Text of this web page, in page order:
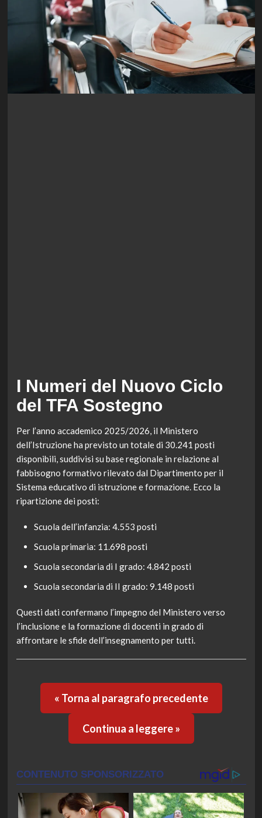
I Numeri del Nuovo Ciclo
del TFA Sostegno
Per l’anno accademico 2025/2026, il Ministero
dell’Istruzione ha previsto un totale di 30.241 posti
disponibili, suddivisi su base regionale in relazione al
fabbisogno formativo rilevato dal Dipartimento per il
Sistema educativo di istruzione e formazione. Ecco la
ripartizione dei posti:
Scuola dell’infanzia: 4.553 posti
Scuola primaria: 11.698 posti
Scuola secondaria di I grado: 4.842 posti
Scuola secondaria di II grado: 9.148 posti
Questi dati confermano l’impegno del Ministero verso
l’inclusione e la formazione di docenti in grado di
affrontare le sfide dell’insegnamento per tutti.
« Torna al paragrafo precedente
Continua a leggere »